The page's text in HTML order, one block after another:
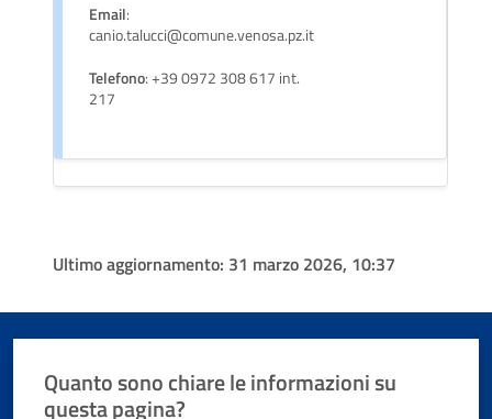
Email:
canio.talucci@comune.venosa.pz.it
Telefono: +39 0972 308 617 int.
217
Ultimo aggiornamento: 31 marzo 2026, 10:37
Quanto sono chiare le informazioni su
questa pagina?